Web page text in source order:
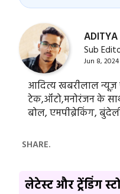
Sub
Jun 8, 2024
आदित्य खबरीलाल न्यूज़
टेक,ऑटो,मनोरंजन के
बोल, एमपीब्रेकिंग,
SHARE.
लेटेस्ट और ट्रेंडिंग